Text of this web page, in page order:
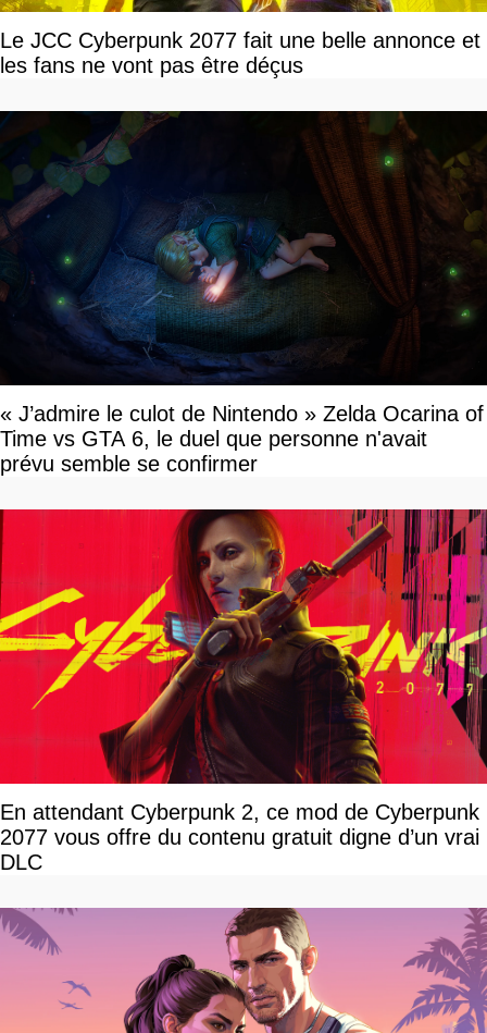
Le JCC Cyberpunk 2077 fait une belle annonce et
les fans ne vont pas être déçus
« J’admire le culot de Nintendo » Zelda Ocarina of
Time vs GTA 6, le duel que personne n'avait
prévu semble se confirmer
En attendant Cyberpunk 2, ce mod de Cyberpunk
2077 vous offre du contenu gratuit digne d’un vrai
DLC